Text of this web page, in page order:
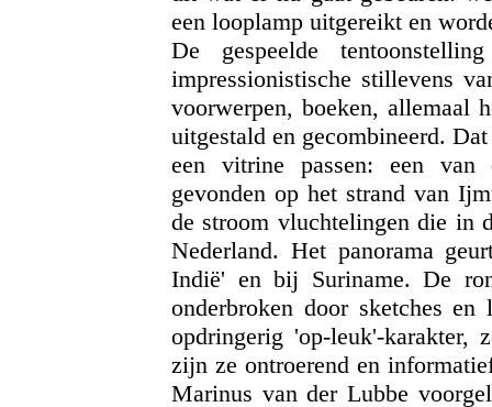
een looplamp uitgereikt en
De gespeelde
impressionistische stillevens
voorwerpen, boeken, allemaal
uitgestald en gecombineerd.
een vitrine passen: een van
gevonden op het strand van
de stroom vluchtelingen die in
Nederland. Het panorama
Indië' en bij Suriname. De
onderbroken door sketches
opdringerig 'op-leuk'-karakter,
zijn ze ontroerend en
Marinus van der Lubbe